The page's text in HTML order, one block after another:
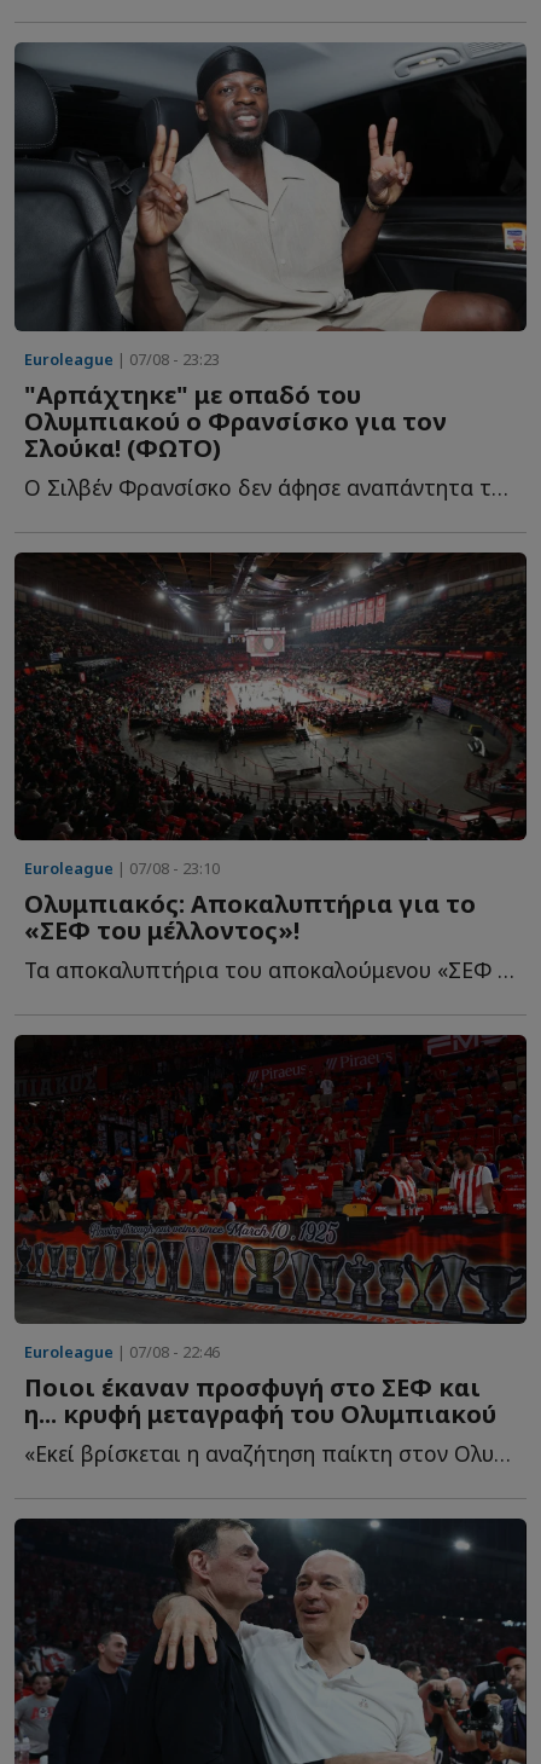
Euroleague | 07/08 - 23:23
"Αρπάχτηκε" με οπαδό του
Ολυμπιακού ο Φρανσίσκο για τον
Σλούκα! (ΦΩΤΟ)
Ο Σιλβέν Φρανσίσκο δεν άφησε αναπάντητα τα όσα έγραψε φ...
Euroleague | 07/08 - 23:10
Ολυμπιακός: Αποκαλυπτήρια για το
«ΣΕΦ του μέλλοντος»!
Τα αποκαλυπτήρια του αποκαλούμενου «ΣΕΦ του μέλλοντος» θ...
Euroleague | 07/08 - 22:46
Ποιοι έκαναν προσφυγή στο ΣΕΦ και
η... κρυφή μεταγραφή του Ολυμπιακού
«Εκεί βρίσκεται η αναζήτηση παίκτη στον Ολυμπιακό - ...